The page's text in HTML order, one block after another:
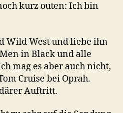
kurz outen: Ich bin
Wild West und liebe ihn
in Black und alle
mag es aber auch nicht,
Cruise bei Oprah.
Auftritt.